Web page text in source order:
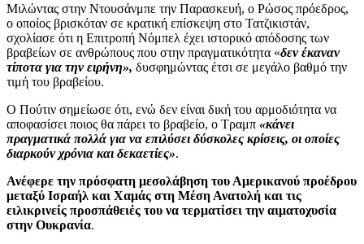
Μιλώντας στην Ντουσάνμπε την Παρασκευή, ο Ρώσος πρόεδρος,
ο οποίος βρισκόταν σε κρατική επίσκεψη στο Τατζικιστάν,
σχολίασε ότι η Επιτροπή Νόμπελ έχει ιστορικό απόδοσης των
βραβείων σε ανθρώπους που στην πραγματικότητα «δεν έκαναν
τίποτα για την ειρήνη», δυσφημώντας έτσι σε μεγάλο βαθμό την
τιμή του βραβείου.
Ο Πούτιν σημείωσε ότι, ενώ δεν είναι δική του αρμοδιότητα να
αποφασίσει ποιος θα πάρει το βραβείο, ο Τραμπ «κάνει
πραγματικά πολλά για να επιλύσει δύσκολες κρίσεις, οι οποίες
διαρκούν χρόνια και δεκαετίες».
Ανέφερε την πρόσφατη μεσολάβηση του Αμερικανού προέδρου
μεταξύ Ισραήλ και Χαμάς στη Μέση Ανατολή και τις
ειλικρινείς προσπάθειές του να τερματίσει την αιματοχυσία
στην Ουκρανία.